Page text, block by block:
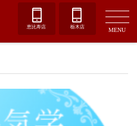
恵比寿店 栃木店 MENU